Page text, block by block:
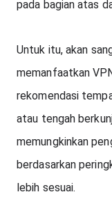
pada bagian atas
Untuk itu, akan
memanfaatkan
rekomendasi
atau tengah
memungkinkan
berdasarkan
lebih sesuai.